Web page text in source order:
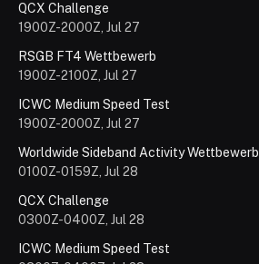
QCX Challenge
1900Z-2000Z, Jul 27
RSGB FT4 Wettbewerb
1900Z-2100Z, Jul 27
ICWC Medium Speed Test
1900Z-2000Z, Jul 27
Worldwide Sideband Activity Wettbewerb
0100Z-0159Z, Jul 28
QCX Challenge
0300Z-0400Z, Jul 28
ICWC Medium Speed Test